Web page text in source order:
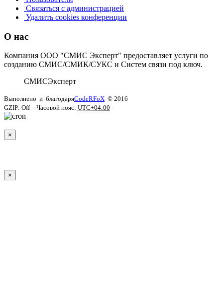
Связаться с администрацией
Удалить cookies конференции
О нас
Компания ООО "СМИС Эксперт" предоставляет услуги по
созданию СМИС/СМИК/СУКС и Систем связи под ключ.
СМИСЭксперт
Выполнено и благодаряCodeRFoX © 2016
GZIP: Off - Часовой пояс: UTC+04:00 -
×
×